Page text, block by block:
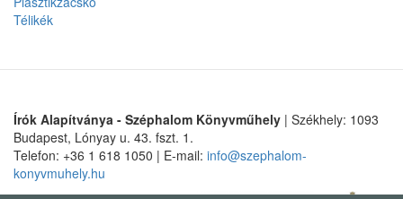
Télikék
Írók Alapítványa - Széphalom Könyvműhely | Székhely: 1093
Budapest, Lónyay u. 43. fszt. 1.
Telefon: +36 1 618 1050 | E-mail: info@szephalom-
konyvmuhely.hu